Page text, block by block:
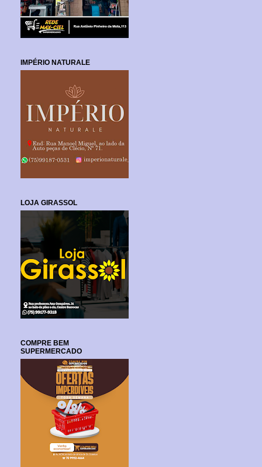
IMPÉRIO NATURALE
LOJA GIRASSOL
COMPRE BEM
SUPERMERCADO